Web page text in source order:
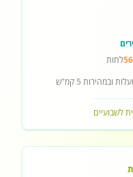
לחות
ובמהירות 5 קמ"ש
לשבועיים